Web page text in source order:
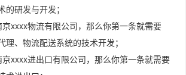
研发与开发；
xxxx物流有限公司，那么你第一条就需要
理、物流配送系统的技术开发；
xxxx进出口有限公司，那么你第一条就需要